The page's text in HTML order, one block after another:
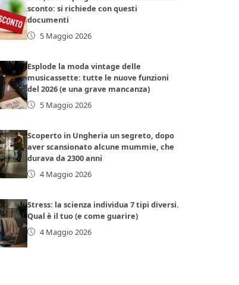
sconto: si richiede con questi
documenti
5 Maggio 2026
Esplode la moda vintage delle
musicassette: tutte le nuove funzioni
del 2026 (e una grave mancanza)
5 Maggio 2026
Scoperto in Ungheria un segreto, dopo
aver scansionato alcune mummie, che
durava da 2300 anni
4 Maggio 2026
Stress: la scienza individua 7 tipi diversi.
Qual è il tuo (e come guarire)
4 Maggio 2026